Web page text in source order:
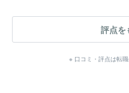
評点を
※ 口コミ・評点は転職